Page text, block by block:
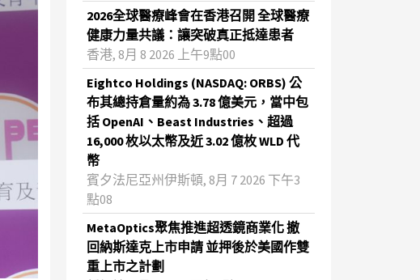
2026全球醫療峰會在香港召開 全球醫療
健康力量共議：讓突破真正抵達患者
香港, 8月 8 2026 上午9點00
Eightco Holdings (NASDAQ: ORBS) 公
布其總持倉量約為 3.78 億美元，當中包
括 OpenAI、Beast Industries、超過
16,000 枚以太幣及近 3.02 億枚 WLD 代
幣
賓夕法尼亞州伊斯頓, 8月 7 2026 下午3
點08
MetaOptics聚焦推進超透鏡商業化 撤
回納斯達克上市申請 並押後於美國作雙
重上市之計劃